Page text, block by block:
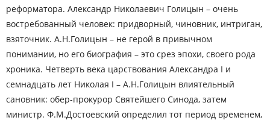
реформатора. Александр Николаевич Голицын – очень
востребованный человек: придворный, чиновник, интриган,
взяточник. А.Н.Голицын – не герой в привычном
понимании, но его биография – это срез эпохи, своего рода
хроника. Четверть века царствования Александра I и
семнадцать лет Николая I – А.Н.Голицын влиятельный
сановник: обер-прокурор Святейшего Синода, затем
министр. Ф.М.Достоевский определил тот период временем,